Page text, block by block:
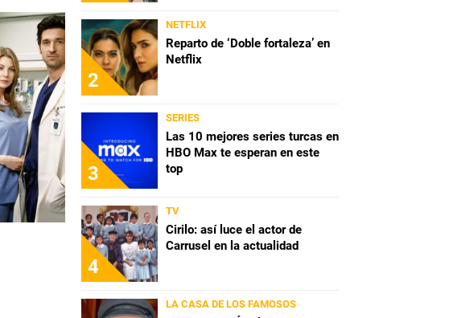
2
NETFLIX
Reparto de ‘Doble fortaleza’ en
Netflix
3
SERIES
Las 10 mejores series turcas en
HBO Max te esperan en este
top
4
TV
Cirilo: así luce el actor de
Carrusel en la actualidad
LA CASA DE LOS FAMOSOS